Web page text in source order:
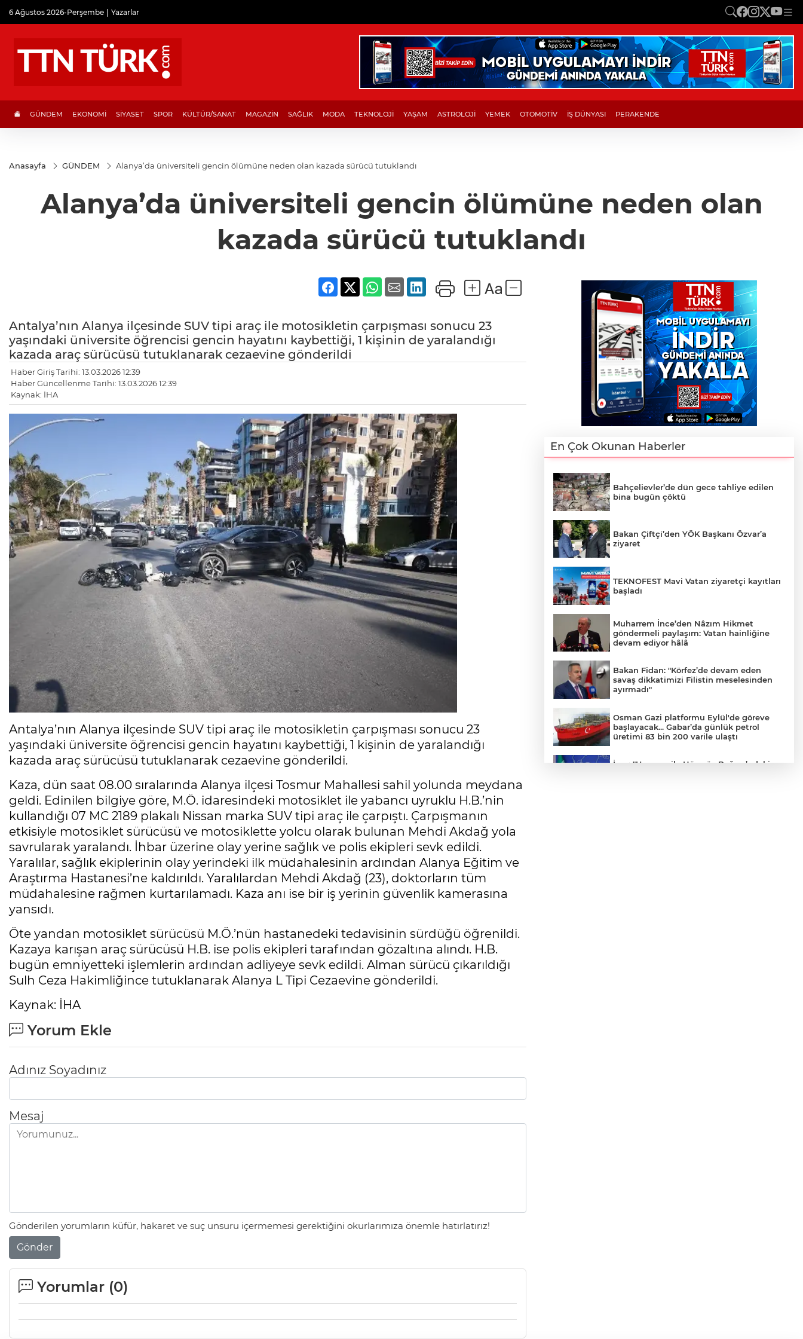
6 Ağustos 2026-Perşembe Yazarlar
GÜNDEM EKONOMİ SİYASET SPOR KÜLTÜR/SANAT MAGAZİN SAĞLIK MODA TEKNOLOJİ YAŞAM ASTROLOJİ YEMEK OTOMOTİV İŞ DÜNYASI PERAKENDE
Anasayfa GÜNDEM Alanya’da üniversiteli gencin ölümüne neden olan kazada sürücü tutuklandı
Alanya’da üniversiteli gencin ölümüne neden olan
kazada sürücü tutuklandı
Antalya’nın Alanya ilçesinde SUV tipi araç ile motosikletin çarpışması sonucu 23
yaşındaki üniversite öğrencisi gencin hayatını kaybettiği, 1 kişinin de yaralandığı
kazada araç sürücüsü tutuklanarak cezaevine gönderildi
Haber Giriş Tarihi: 13.03.2026 12:39
Haber Güncellenme Tarihi: 13.03.2026 12:39
Kaynak: İHA
Antalya’nın Alanya ilçesinde SUV tipi araç ile motosikletin çarpışması sonucu 23
yaşındaki üniversite öğrencisi gencin hayatını kaybettiği, 1 kişinin de yaralandığı
kazada araç sürücüsü tutuklanarak cezaevine gönderildi.
Kaza, dün saat 08.00 sıralarında Alanya ilçesi Tosmur Mahallesi sahil yolunda meydana
geldi. Edinilen bilgiye göre, M.Ö. idaresindeki motosiklet ile yabancı uyruklu H.B.’nin
kullandığı 07 MC 2189 plakalı Nissan marka SUV tipi araç ile çarpıştı. Çarpışmanın
etkisiyle motosiklet sürücüsü ve motosiklette yolcu olarak bulunan Mehdi Akdağ yola
savrularak yaralandı. İhbar üzerine olay yerine sağlık ve polis ekipleri sevk edildi.
Yaralılar, sağlık ekiplerinin olay yerindeki ilk müdahalesinin ardından Alanya Eğitim ve
Araştırma Hastanesi’ne kaldırıldı. Yaralılardan Mehdi Akdağ (23), doktorların tüm
müdahalesine rağmen kurtarılamadı. Kaza anı ise bir iş yerinin güvenlik kamerasına
yansıdı.
Öte yandan motosiklet sürücüsü M.Ö.’nün hastanedeki tedavisinin sürdüğü öğrenildi.
Kazaya karışan araç sürücüsü H.B. ise polis ekipleri tarafından gözaltına alındı. H.B.
bugün emniyetteki işlemlerin ardından adliyeye sevk edildi. Alman sürücü çıkarıldığı
Sulh Ceza Hakimliğince tutuklanarak Alanya L Tipi Cezaevine gönderildi.
Kaynak: İHA
Yorum Ekle
Adınız Soyadınız
Mesaj
Gönderilen yorumların küfür, hakaret ve suç unsuru içermemesi gerektiğini okurlarımıza önemle hatırlatırız!
Gönder
Yorumlar (0)
En Çok Okunan Haberler
Bahçelievler’de dün gece tahliye edilen
bina bugün çöktü
Bakan Çiftçi’den YÖK Başkanı Özvar’a
ziyaret
TEKNOFEST Mavi Vatan ziyaretçi kayıtları
başladı
Muharrem İnce’den Nâzım Hikmet
göndermeli paylaşım: Vatan hainliğine
devam ediyor hâlâ
Bakan Fidan: "Körfez’de devam eden
savaş dikkatimizi Filistin meselesinden
ayırmadı"
Osman Gazi platformu Eylül'de göreve
başlayacak... Gabar’da günlük petrol
üretimi 83 bin 200 varile ulaştı
İran: "Umman ile Hürmüz Boğazı’ndaki